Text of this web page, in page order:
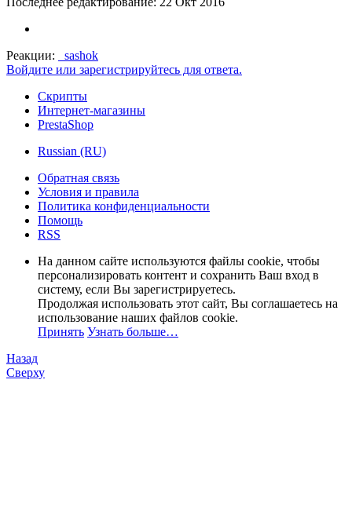
Реакции: _sashok
Скрипты
Интернет-магазины
Обратная связь
Условия и правила
Политика конфиденциальности
Помощь
На данном сайте используются файлы cookie, чтобы
персонализировать контент и сохранить Ваш вход в
систему, если Вы зарегистрируетесь.
Продолжая использовать этот сайт, Вы соглашаетесь на
использование наших файлов cookie.
Назад